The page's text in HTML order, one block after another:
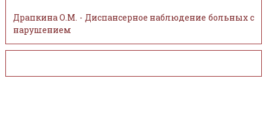
Драпкина О.М. - Диспансерное наблюдение больных с
нарушением